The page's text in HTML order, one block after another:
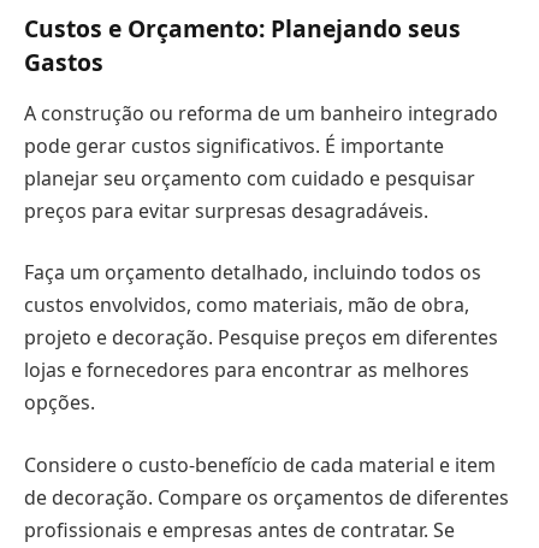
Custos e Orçamento: Planejando seus
Gastos
A construção ou reforma de um banheiro integrado
pode gerar custos significativos. É importante
planejar seu orçamento com cuidado e pesquisar
preços para evitar surpresas desagradáveis.
Faça um orçamento detalhado, incluindo todos os
custos envolvidos, como materiais, mão de obra,
projeto e decoração. Pesquise preços em diferentes
lojas e fornecedores para encontrar as melhores
opções.
Considere o custo-benefício de cada material e item
de decoração. Compare os orçamentos de diferentes
profissionais e empresas antes de contratar. Se